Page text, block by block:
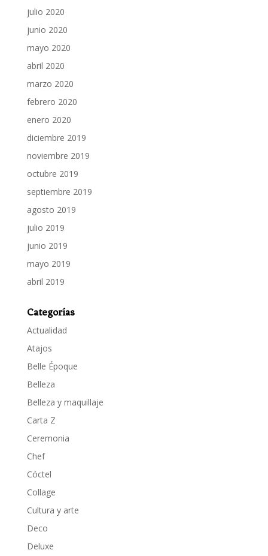
julio 2020
junio 2020
mayo 2020
abril 2020
marzo 2020
febrero 2020
enero 2020
diciembre 2019
noviembre 2019
octubre 2019
septiembre 2019
agosto 2019
julio 2019
junio 2019
mayo 2019
abril 2019
Categorías
Actualidad
Atajos
Belle Époque
Belleza
Belleza y maquillaje
Carta Z
Ceremonia
Chef
Cóctel
Collage
Cultura y arte
Deco
Deluxe